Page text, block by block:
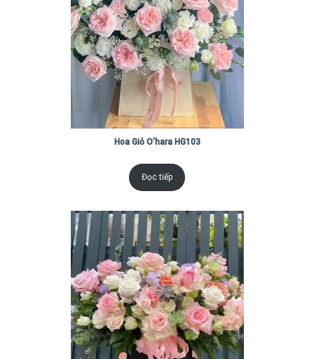
Hoa Giỏ O’hara HG103
Đọc tiếp